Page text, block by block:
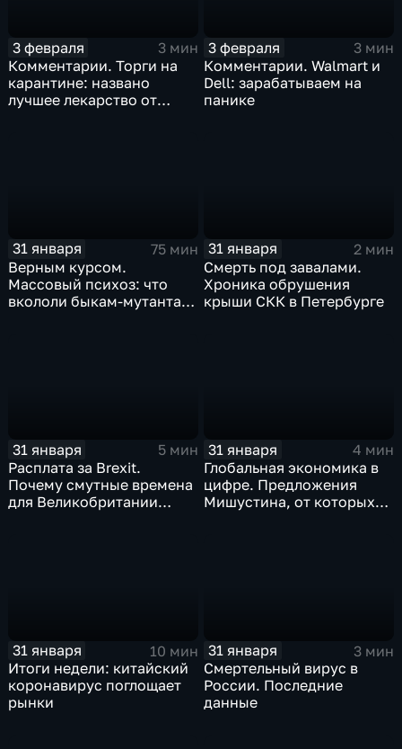
3 февраля
3 мин
Комментарии. Торги на
карантине: названо
лучшее лекарство от
3 февраля
3 мин
Комментарии. Walmart и
Dell: зарабатываем на
панике
31 января
75 мин
Верным курсом.
Массовый психоз: что
вкололи быкам-мутантам,
31 января
2 мин
Смерть под завалами.
Хроника обрушения
крыши СКК в Петербурге
31 января
5 мин
Расплата за Brexit.
Почему смутные времена
для Великобритании
31 января
4 мин
Глобальная экономика в
цифре. Предложения
Мишустина, от которых
31 января
10 мин
Итоги недели: китайский
коронавирус поглощает
рынки
31 января
3 мин
Смертельный вирус в
России. Последние
данные